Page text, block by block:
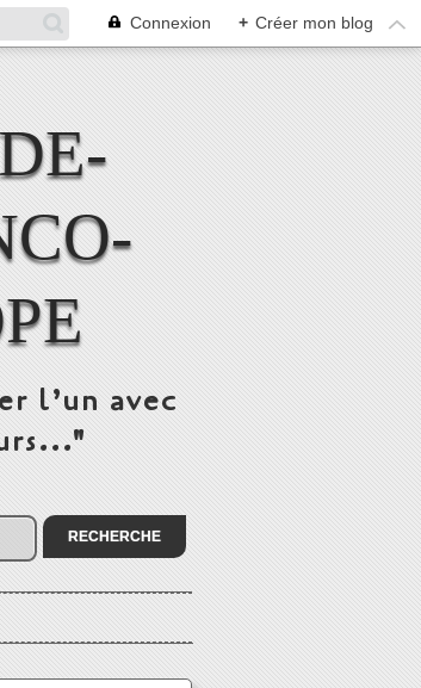
Connexion + Créer mon blog
l’un avec